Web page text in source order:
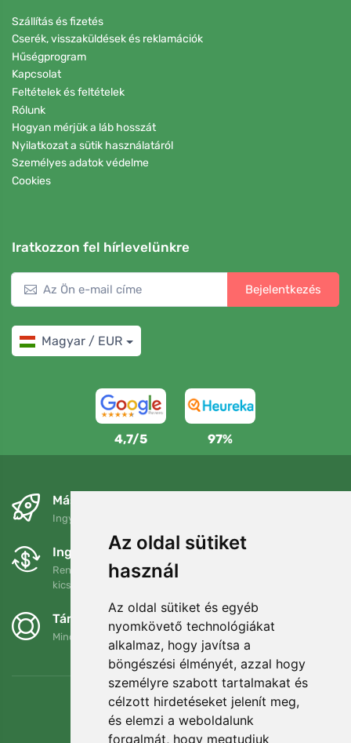
Az oldal sütiket
használ
Az oldal sütiket és egyéb
nyomkövető technológiákat
alkalmaz, hogy javítsa a
böngészési élményét, azzal hogy
személyre szabott tartalmakat és
célzott hirdetéseket jelenít meg,
és elemzi a weboldalunk
forgalmát, hogy megtudjuk
Szállítás és fizetés
Cserék, visszaküldések és reklamációk
Hűségprogram
Kapcsolat
Feltételek és feltételek
Rólunk
Hogyan mérjük a láb hosszát
Nyilatkozat a sütik használatáról
Személyes adatok védelme
Cookies
Iratkozzon fel hírlevelünkre
Bejelentkezés
Magyar / EUR
4,7/5 97%
Másnapra és ingyenesen
Ingyenes szállítás a következő összeg felett: 80 EUR
Ingyenes csere és visszaküldés
Rendelését 90 napon belül bármikor visszaküldheti vagy
kicserélheti.
Támogatjuk a Trees.org-ot
Minden megrendelésért ültetünk egy fát! Bővebben